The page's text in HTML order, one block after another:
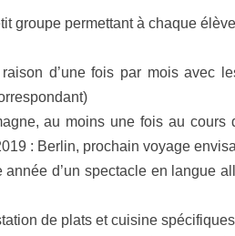
groupe permettant à chaque
d’une fois par mois avec
au moins une fois au cours
: Berlin, prochain voyage
année d’un spectacle en langue
de plats et cuisine